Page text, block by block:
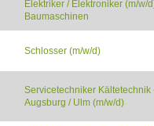
Elektriker / Elektroniker (m/w/
Baumaschinen
Schlosser (m/w/d)
Servicetechniker Kältetechnik
Augsburg / Ulm (m/w/d)